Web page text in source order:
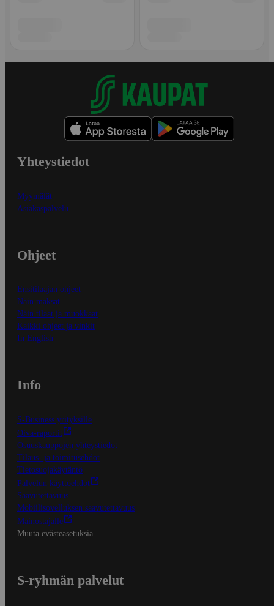
Yhteystiedot
Myymälät
Asiakaspalvelu
Ohjeet
Ensitilaajan ohjeet
Näin maksat
Näin tilaat ja muokkaat
Kaikki ohjeet ja vinkit
In English
Info
S-Business yrityksille
Oiva-raportit
Osuuskauppojen yhteystiedot
Tilaus- ja toimitusehdot
Tietosuojakäytäntö
Palvelun käyttöehdot
Saavutettavuus
Mobiilisovelluksen saavutettavuus
Mainostajalle
Muuta evästeasetuksia
S-ryhmän palvelut